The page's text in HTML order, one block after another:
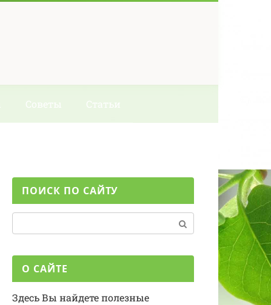
Советы Статьи
ПОИСК ПО САЙТУ
О САЙТЕ
Здесь Вы найдете полезные